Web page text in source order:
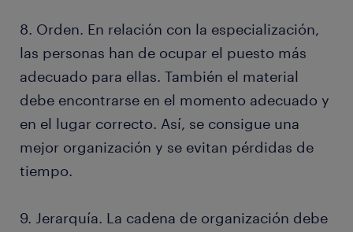
8. Orden. En relación con la especialización,
las personas han de ocupar el puesto más
adecuado para ellas. También el material
debe encontrarse en el momento adecuado y
en el lugar correcto. Así, se consigue una
mejor organización y se evitan pérdidas de
tiempo.
9. Jerarquía. La cadena de organización debe